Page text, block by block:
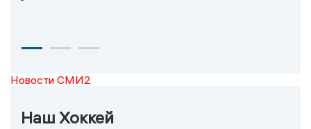
Новости СМИ2
Наш Хоккей